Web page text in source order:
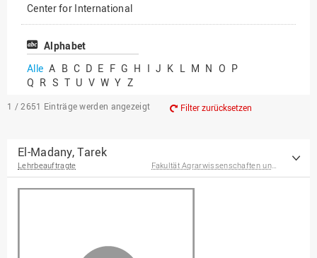
Center for International
Mobility
Center for International
Chancengerechtigkeit
eLearning Competence
EU-Büro
Fakultät
Agrarwissenschaften und
und Informatik
Professor*innen im
Alphabet
Alle A B C D E F G H I J K L M N O P
Q R S T U V W Y Z
1 / 2651 Einträge werden angezeigt Filter zurücksetzen
El-Madany, Tarek
Lehrbeauftragte Fakultät Agrarwissenschaften und Landschaftsarchitektur